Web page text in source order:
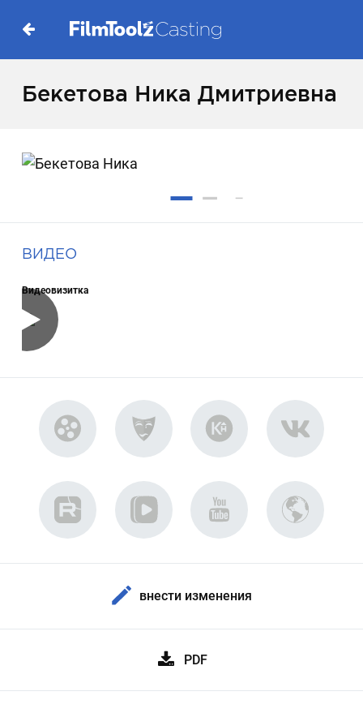
Бекетова Ника Дмитриевна
ВИДЕО
Видеовизитка
внести изменения
PDF